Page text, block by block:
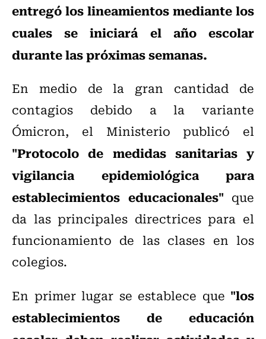
entregó los lineamientos mediante los
cuales se iniciará el año escolar
durante las próximas semanas.
En medio de la gran cantidad de
contagios debido a la variante
Ómicron, el Ministerio publicó el
"Protocolo de medidas sanitarias y
vigilancia epidemiológica para
establecimientos educacionales" que
da las principales directrices para el
funcionamiento de las clases en los
colegios.
En primer lugar se establece que "los
establecimientos de educación